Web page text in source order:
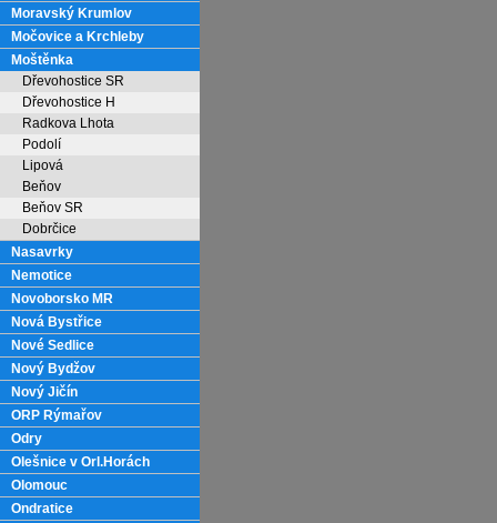
Moravský Krumlov
Močovice a Krchleby
Moštěnka
Dřevohostice SR
Dřevohostice H
Radkova Lhota
Podolí
Lipová
Beňov
Beňov SR
Dobrčice
Nasavrky
Nemotice
Novoborsko MR
Nová Bystřice
Nové Sedlice
Nový Bydžov
Nový Jičín
ORP Rýmařov
Odry
Olešnice v Orl.Horách
Olomouc
Ondratice